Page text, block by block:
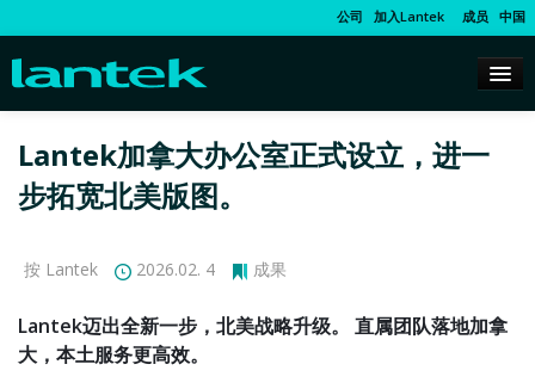
公司 加入Lantek 成员 中国
Lantek加拿大办公室正式设立，进一
步拓宽北美版图。
按 Lantek 2026.02. 4 成果
Lantek迈出全新一步，北美战略升级。 直属团队落地加拿
大，本土服务更高效。